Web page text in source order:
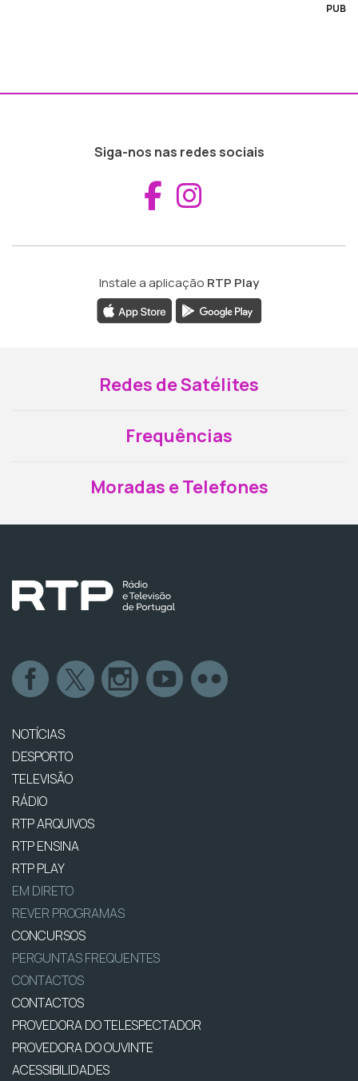
PUB
Siga-nos nas redes sociais
Aceder ao
Instale a aplicação RTP Play
Redes de Satélites
Frequências
Moradas e Telefones
NOTÍCIAS
DESPORTO
TELEVISÃO
RÁDIO
RTP ARQUIVOS
RTP ENSINA
RTP PLAY
EM DIRETO
REVER PROGRAMAS
CONCURSOS
PERGUNTAS FREQUENTES
CONTACTOS
CONTACTOS
PROVEDORA DO TELESPECTADOR
PROVEDORA DO OUVINTE
ACESSIBILIDADES